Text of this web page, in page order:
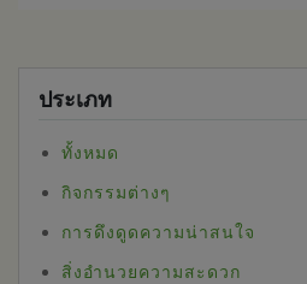
ประเภท
ทั้งหมด
กิจกรรมต่างๆ
การดึงดูดความน่าสนใจ
สิ่งอำนวยความสะดวก